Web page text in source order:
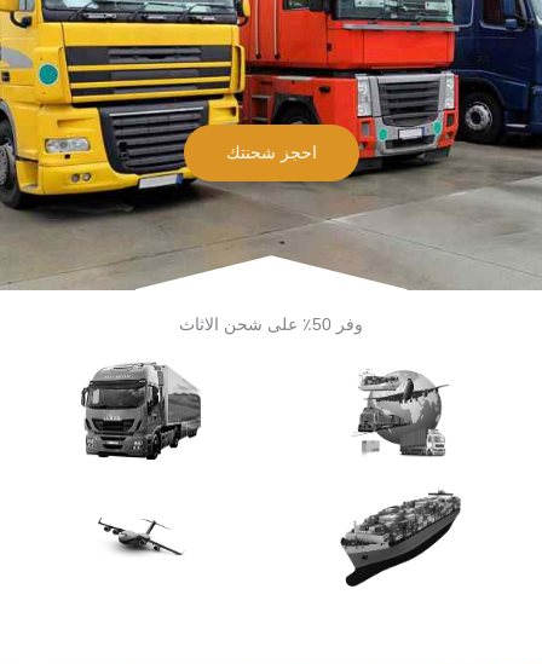
احجز شحنتك
وفر 50٪ على شحن الاثاث